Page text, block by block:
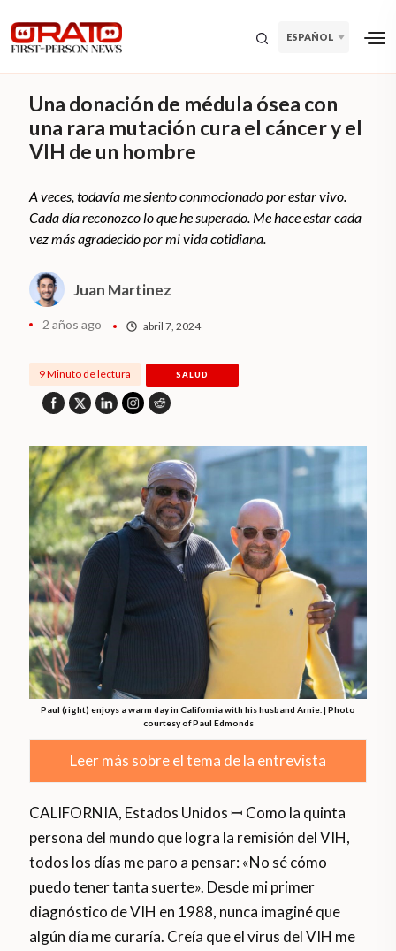
ESPAÑOL
Una donación de médula ósea con
una rara mutación cura el cáncer y el
VIH de un hombre
A veces, todavía me siento conmocionado por estar vivo.
Cada día reconozco lo que he superado. Me hace estar cada
vez más agradecido por mi vida cotidiana.
Juan Martinez
2 años ago abril 7, 2024
9 Minuto de lectura SALUD
Paul (right) enjoys a warm day in California with his husband Arnie. | Photo
courtesy of Paul Edmonds
Leer más sobre el tema de la entrevista
CALIFORNIA, Estados Unidos ꟷ Como la quinta
persona del mundo que logra la remisión del VIH,
todos los días me paro a pensar: «No sé cómo
puedo tener tanta suerte». Desde mi primer
diagnóstico de VIH en 1988, nunca imaginé que
algún día me curaría. Creía que el virus del VIH me